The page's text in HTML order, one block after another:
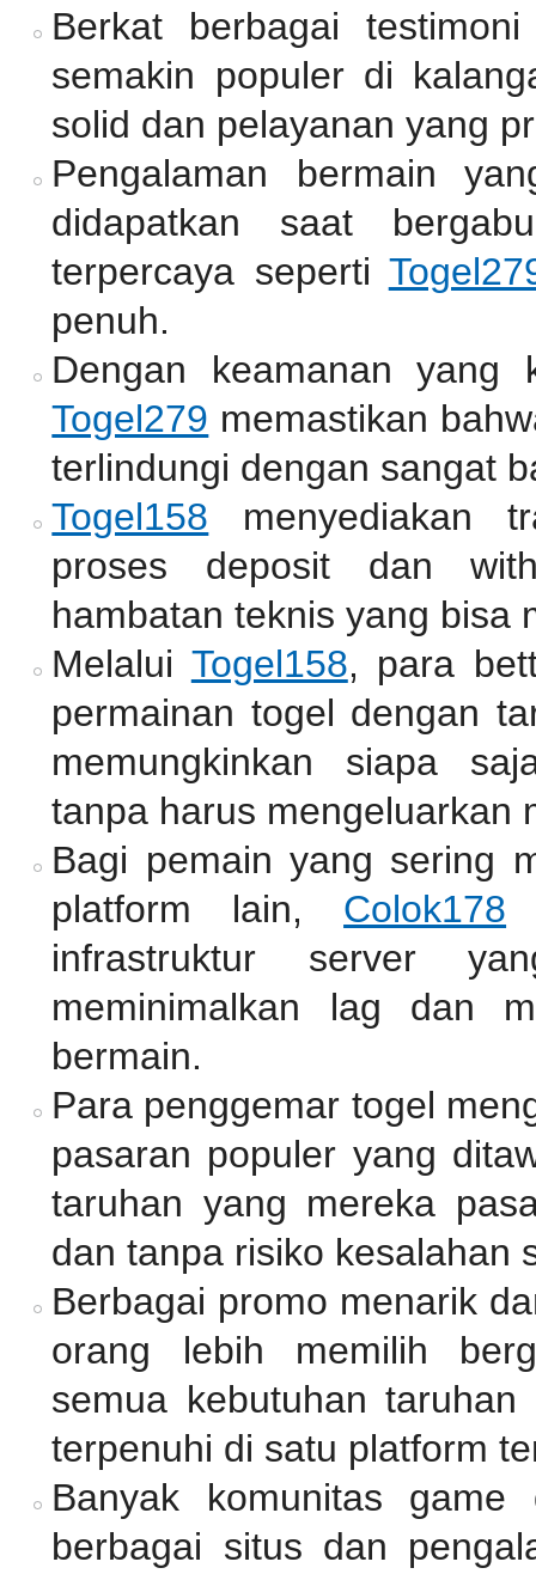
Berkat berbagai
semakin populer di
solid dan pelayanan yang
Pengalaman bermain
didapatkan saat
terpercaya seperti
penuh.
Dengan keamanan yang
Togel279 memastikan
terlindungi dengan sangat
Togel158 menyediakan
proses deposit dan
hambatan teknis yang bisa
Melalui Togel158, para
permainan togel dengan
memungkinkan siapa
tanpa harus mengeluarkan
Bagi pemain yang sering
platform lain, Colok178
infrastruktur server
meminimalkan lag dan
bermain.
Para penggemar togel
pasaran populer yang
taruhan yang mereka
dan tanpa risiko kesalahan
Berbagai promo menarik
orang lebih memilih
semua kebutuhan
terpenuhi di satu platform
Banyak komunitas
berbagai situs dan